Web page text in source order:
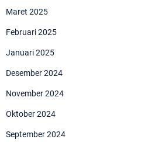
Maret 2025
Februari 2025
Januari 2025
Desember 2024
November 2024
Oktober 2024
September 2024